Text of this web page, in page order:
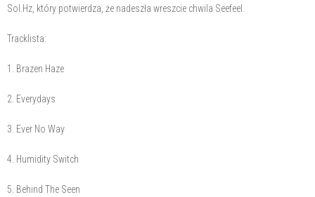
Sol.Hz, który potwierdza, że nadeszła wreszcie chwila Seefeel.
Tracklista:
1. Brazen Haze
2. Everydays
3. Ever No Way
4. Humidity Switch
5. Behind The Seen